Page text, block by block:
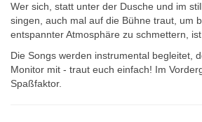
Wer sich, statt unter der Dusche und im
singen, auch mal auf die Bühne traut, um
entspannter Atmosphäre zu schmettern,
Die Songs werden instrumental begleitet,
Monitor mit - traut euch einfach! Im
Spaßfaktor.